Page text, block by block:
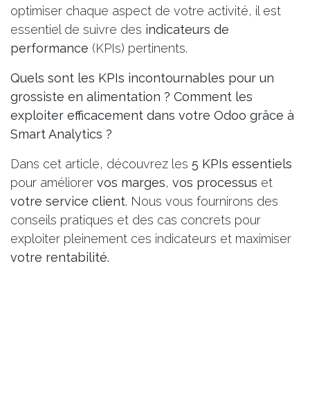
optimiser chaque aspect de votre activité, il est
essentiel de suivre des indicateurs de
performance (KPIs) pertinents.
Quels sont les KPIs incontournables pour un
grossiste en alimentation ? Comment les
exploiter efficacement dans votre Odoo grâce à
Smart Analytics ?
Dans cet article, découvrez les 5 KPIs essentiels
pour améliorer vos marges, vos processus et
votre service client. Nous vous fournirons des
conseils pratiques et des cas concrets pour
exploiter pleinement ces indicateurs et maximiser
votre rentabilité.